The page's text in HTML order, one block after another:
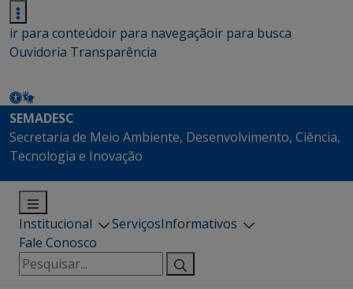
ir para conteúdoir para navegaçãoir para busca
Ouvidoria Transparência
SEMADESC
Secretaria de Meio Ambiente, Desenvolvimento, Ciência,
Tecnologia e Inovação
Institucional ServiçosInformativos
Fale Conosco
Pesquisar
por: